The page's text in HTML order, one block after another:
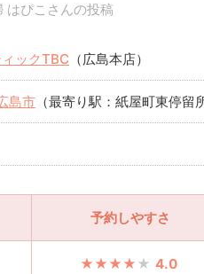
ぴこさんの投稿
ックTBC （広島本店）
島市 （最寄り駅：紙屋町東停留
予約しやすさ
4.0